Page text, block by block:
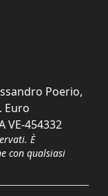
Poerio,
Euro
VE-454332
È
con qualsiasi